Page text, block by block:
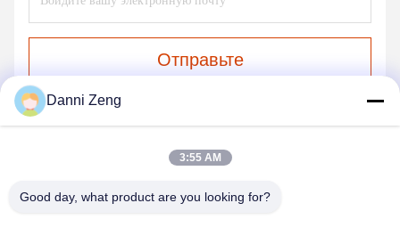
Отправьте
Danni Zeng
3:55 AM
Good day, what product are you looking for?